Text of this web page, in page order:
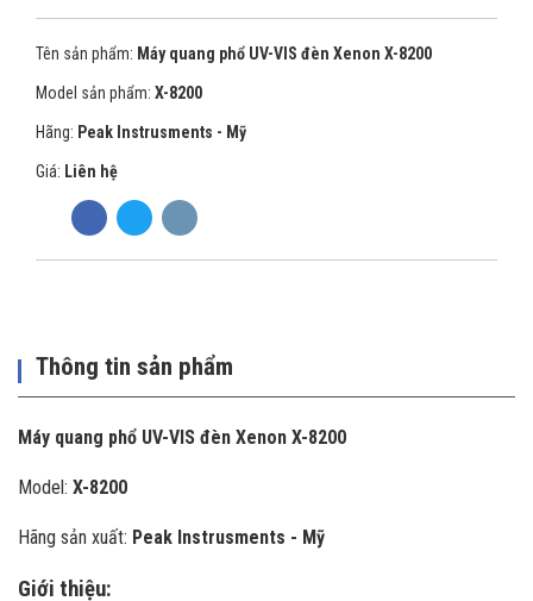
Tên sản phẩm: Máy quang phổ UV-VIS đèn Xenon X-8200
Model sản phẩm: X-8200
Hãng: Peak Instrusments - Mỹ
Giá: Liên hệ
Thông tin sản phẩm
Máy quang phổ UV-VIS đèn Xenon X-8200
Model: X-8200
Hãng sản xuất: Peak Instrusments - Mỹ
Giới thiệu: